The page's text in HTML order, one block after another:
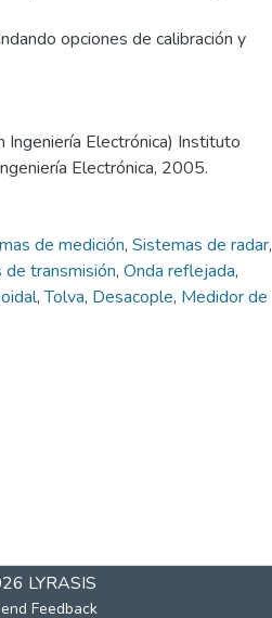
opciones de calibración y
Ingeniería Electrónica) Instituto
Electrónica, 2005.
de medición, Sistemas de radar,
de transmisión, Onda reflejada,
,Tolva, Desacople, Medidor de
LYRASIS
Feedback